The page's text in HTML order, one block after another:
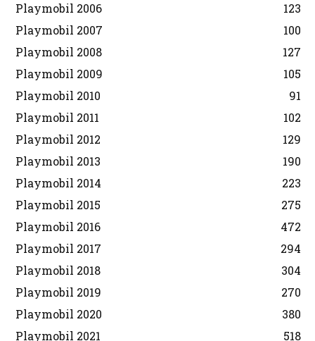
Playmobil 2006
123
Playmobil 2007
100
Playmobil 2008
127
Playmobil 2009
105
Playmobil 2010
91
Playmobil 2011
102
Playmobil 2012
129
Playmobil 2013
190
Playmobil 2014
223
Playmobil 2015
275
Playmobil 2016
472
Playmobil 2017
294
Playmobil 2018
304
Playmobil 2019
270
Playmobil 2020
380
Playmobil 2021
518